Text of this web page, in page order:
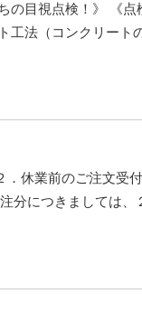
の目視点検！》 《
工法（コンクリート
休業前のご注文受
分につきましては、